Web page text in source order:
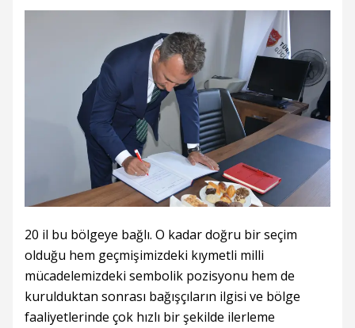
20 il bu bölgeye bağlı. O kadar doğru bir seçim
olduğu hem geçmişimizdeki kıymetli milli
mücadelemizdeki sembolik pozisyonu hem de
kurulduktan sonrası bağışçıların ilgisi ve bölge
faaliyetlerinde çok hızlı bir şekilde ilerleme